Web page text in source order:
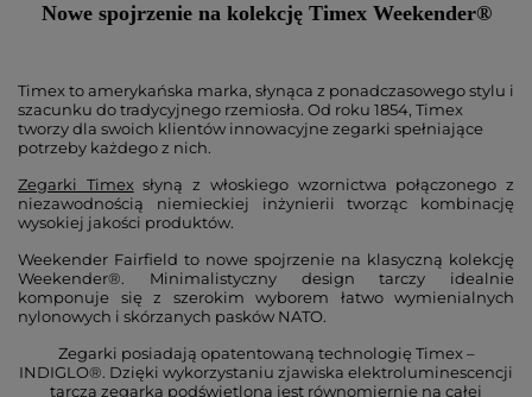
Nowe spojrzenie na kolekcję Timex Weekender®
Timex to amerykańska marka, słynąca z ponadczasowego stylu i
szacunku do tradycyjnego rzemiosła. Od roku 1854, Timex
tworzy dla swoich klientów innowacyjne zegarki spełniające
potrzeby każdego z nich.
Zegarki Timex słyną z włoskiego wzornictwa połączonego z
niezawodnością niemieckiej inżynierii tworząc kombinację
wysokiej jakości produktów.
Weekender Fairfield to nowe spojrzenie na klasyczną kolekcję
Weekender®. Minimalistyczny design tarczy idealnie
komponuje się z szerokim wyborem łatwo wymienialnych
nylonowych i skórzanych pasków NATO.
Zegarki posiadają opatentowaną technologię Timex –
INDIGLO®. Dzięki wykorzystaniu zjawiska elektroluminescencji
tarcza zegarka podświetlona jest równomiernie na całej